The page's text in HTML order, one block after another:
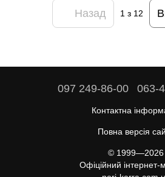
Назад 1 з 12
097 249-86-00 063-
Контактна
Повна версія
© 1999—2026
Офіційний інтернет-